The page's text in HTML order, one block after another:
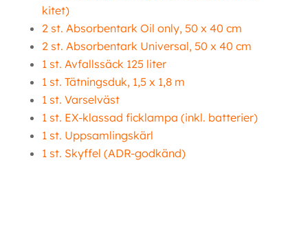
kitet)
2 st. Absorbentark Oil only, 50 x 40 cm
2 st. Absorbentark Universal, 50 x 40 cm
1 st. Avfallssäck 125 liter
1 st. Tätningsduk, 1,5 x 1,8 m
1 st. Varselväst
1 st. EX-klassad ficklampa (inkl. batterier)
1 st. Uppsamlingskärl
1 st. Skyffel (ADR-godkänd)